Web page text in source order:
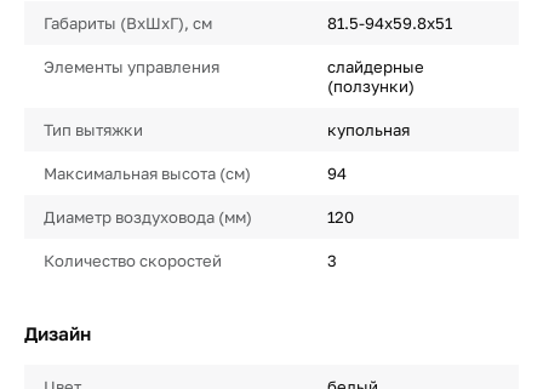
Габариты (ВхШхГ), см 81.5-94х59.8х51
Элементы управления
слайдерные
(ползунки)
Тип вытяжки купольная
Максимальная высота (см) 94
Диаметр воздуховода (мм) 120
Количество скоростей 3
Дизайн